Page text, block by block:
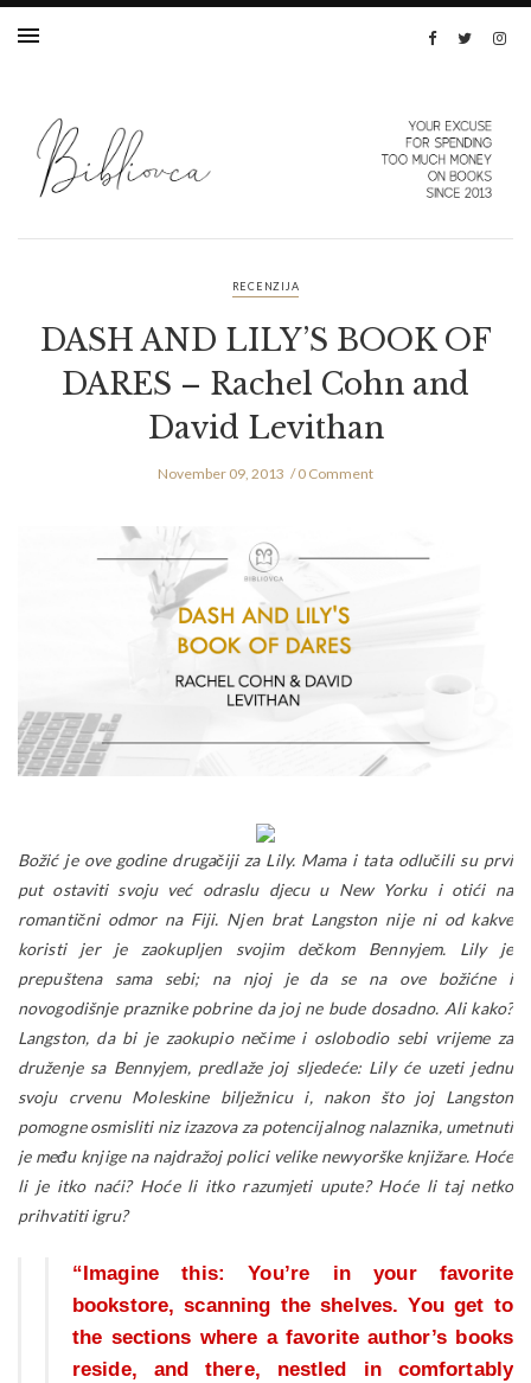
RECENZIJA
DASH AND LILY’S BOOK OF
DARES – Rachel Cohn and
David Levithan
November 09, 2013 0 Comment
Božić je ove godine drugačiji za Lily. Mama i tata odlučili su prvi
put ostaviti svoju već odraslu djecu u New Yorku i otići na
romantični odmor na Fiji. Njen brat Langston nije ni od kakve
koristi jer je zaokupljen svojim dečkom Bennyjem. Lily je
prepuštena sama sebi; na njoj je da se na ove božićne i
novogodišnje praznike pobrine da joj ne bude dosadno. Ali kako?
Langston, da bi je zaokupio nečime i oslobodio sebi vrijeme za
druženje sa Bennyjem, predlaže joj sljedeće: Lily će uzeti jednu
svoju crvenu Moleskine bilježnicu i, nakon što joj Langston
pomogne osmisliti niz izazova za potencijalnog nalaznika, umetnuti
je među knjige na najdražoj polici velike newyorške knjižare. Hoće
li je itko naći? Hoće li itko razumjeti upute? Hoće li taj netko
prihvatiti igru?
“Imagine this: You’re in your favorite
bookstore, scanning the shelves. You get to
the sections where a favorite author’s books
reside, and there, nestled in comfortably